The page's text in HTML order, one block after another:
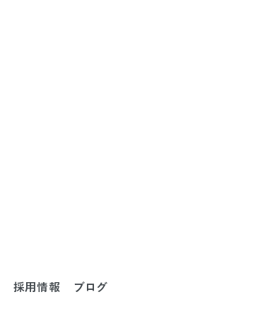
採用情報 ブログ